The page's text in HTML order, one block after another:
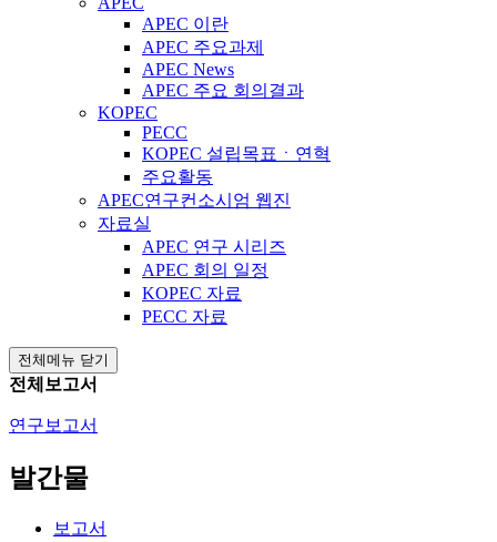
APEC 이란
APEC 주요과제
APEC News
APEC 주요 회의결과
KOPEC
PECC
KOPEC 설립목표ㆍ연혁
주요활동
APEC연구컨소시엄 웹진
자료실
APEC 연구 시리즈
APEC 회의 일정
KOPEC 자료
PECC 자료
전체메뉴 닫기
전체보고서
연구보고서
발간물
보고서